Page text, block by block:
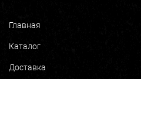
Главная
Каталог
Доставка